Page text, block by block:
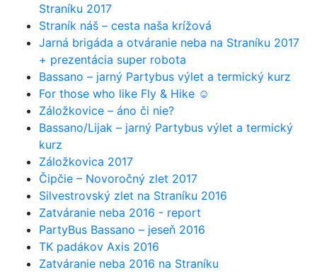
Straníku 2017
Straník náš – cesta naša krížová
Jarná brigáda a otváranie neba na Straníku 2017
+ prezentácia super robota
Bassano – jarný Partybus výlet a termický kurz
For those who like Fly & Hike ☺
Záložkovice – áno či nie?
Bassano/Lijak – jarný Partybus výlet a termický
kurz
Záložkovica 2017
Čipčie – Novoročný zlet 2017
Silvestrovský zlet na Straníku 2016
Zatváranie neba 2016 - report
PartyBus Bassano – jeseň 2016
TK padákov Axis 2016
Zatváranie neba 2016 na Straníku